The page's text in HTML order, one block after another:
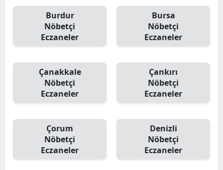
Burdur
Nöbetçi
Eczaneler
Bursa
Nöbetçi
Eczaneler
Çanakkale
Nöbetçi
Eczaneler
Çankırı
Nöbetçi
Eczaneler
Çorum
Nöbetçi
Eczaneler
Denizli
Nöbetçi
Eczaneler